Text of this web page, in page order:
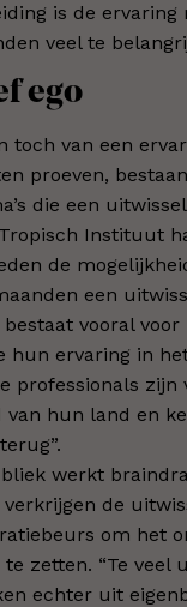
is de
veel te
ego
toch van een
proeven,
die een
Instituut
de
een
bestaat vooral
hun ervaring in
professionals zijn
van hun land en
werkt
verkrijgen de
om het
zetten. “Te veel
echter uit